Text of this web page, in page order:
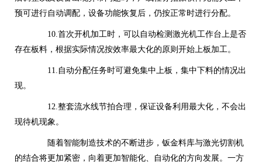
预可进行自动调配，设备功能恢复后，仍按正常时进行分配。
10.首次开机加工时，可以自动检测激光机工作台上是否
存在板料，根据实际情况按效率最大化的原则开始上板加工。
11.自动分配任务时可避免集中上板，集中下料的情况出
现。
12.整套流水线节拍合理，保证设备利用最大化，不会出
现待机现象。
随着智能制造技术的不断进步，钣金料库与激光切割机
的结合将更加紧密，向着更加智能化、自动化的方向发展。一方